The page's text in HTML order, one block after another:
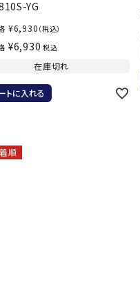
その他アクセサリー
YG
¥6,930 （税込）
¥6,930 税込
在庫切れ
トに入れる
順